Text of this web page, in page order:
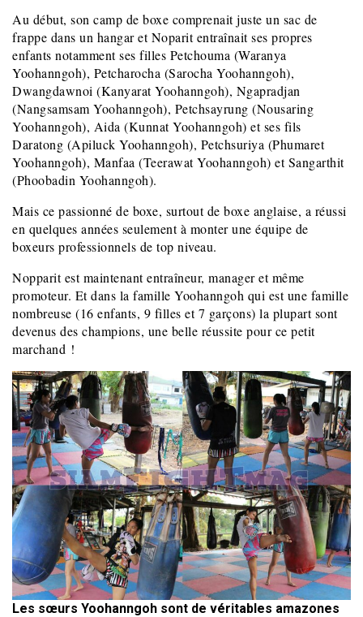
Au début, son camp de boxe comprenait juste un sac de
frappe dans un hangar et Noparit entraînait ses propres
enfants notamment ses filles Petchouma (Waranya
Yoohanngoh), Petcharocha (Sarocha Yoohanngoh),
Dwangdawnoi (Kanyarat Yoohanngoh), Ngapradjan
(Nangsamsam Yoohanngoh), Petchsayrung (Nousaring
Yoohanngoh), Aida (Kunnat Yoohanngoh) et ses fils
Daratong (Apiluck Yoohanngoh), Petchsuriya (Phumaret
Yoohanngoh), Manfaa (Teerawat Yoohanngoh) et Sangarthit
(Phoobadin Yoohanngoh).
Mais ce passionné de boxe, surtout de boxe anglaise, a réussi
en quelques années seulement à monter une équipe de
boxeurs professionnels de top niveau.
Nopparit est maintenant entraîneur, manager et même
promoteur. Et dans la famille Yoohanngoh qui est une famille
nombreuse (16 enfants, 9 filles et 7 garçons) la plupart sont
devenus des champions, une belle réussite pour ce petit
marchand !
Les sœurs Yoohanngoh sont de véritables amazones